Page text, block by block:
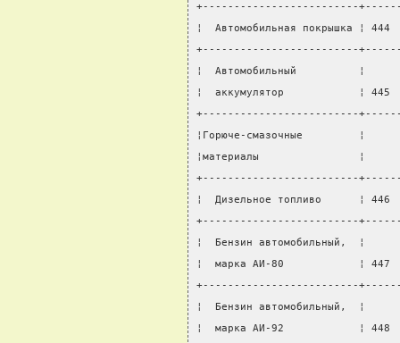
+-------------------------
¦  Автомобильная
+-------------------------
¦  Автомобильный
¦  аккумулятор
+-------------------------
¦Горюче-смазочные
¦материалы                ¦
+-------------------------
¦  Дизельное топливо
+-------------------------
¦  Бензин
¦  марка АИ-80            ¦
+-------------------------
¦  Бензин
¦  марка АИ-92            ¦